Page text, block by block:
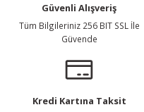
Güvenli Alışveriş
Tüm Bilgileriniz 256 BIT SSL İle
Güvende
Kredi Kartına Taksit